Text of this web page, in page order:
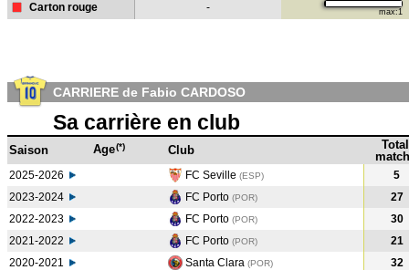
Carton rouge - max:1
CARRIERE de Fabio CARDOSO
Sa carrière en club
Saison Age(*) Club
Total
2025-2026 FC Seville (ESP)
5
2023-2024
FC Porto (POR)
27
2022-2023
FC Porto (POR)
30
2021-2022
FC Porto (POR)
21
2020-2021
Santa Clara (POR)
32